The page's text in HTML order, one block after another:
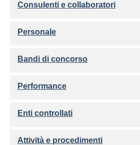
Consulenti e collaboratori
Personale
Bandi di concorso
Performance
Enti controllati
Attività e procedimenti